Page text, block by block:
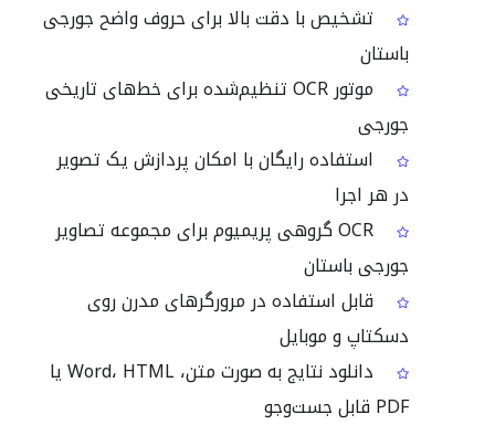
تشخیص با دقت بالا برای حروف واضح جورجی
باستان
موتور OCR تنظیم‌شده برای خط‌های تاریخی
جورجی
استفاده رایگان با امکان پردازش یک تصویر
در هر اجرا
OCR گروهی پریمیوم برای مجموعه تصاویر
جورجی باستان
قابل استفاده در مرورگرهای مدرن روی
دسکتاپ و موبایل
دانلود نتایج به صورت متن، Word، HTML یا
PDF قابل جست‌وجو